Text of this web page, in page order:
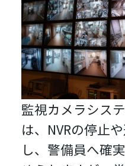
監視カメラシス
は、NVRの停止
し、警備員へ確